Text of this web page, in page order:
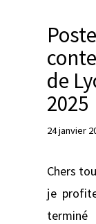
de
2025
24 janvier
Chers
je